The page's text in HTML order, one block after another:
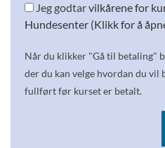
Jeg godtarvilkårene for
Hundesenter (Klikk for å
Når du klikker "Gå til betaling"
der du kan velge hvordan du vil
fullført før kurset er betalt.